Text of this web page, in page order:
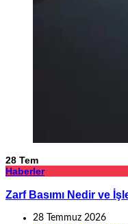
28 Tem
Haberler
Zarf Basımı Nedir ve
28 Temmuz 2026